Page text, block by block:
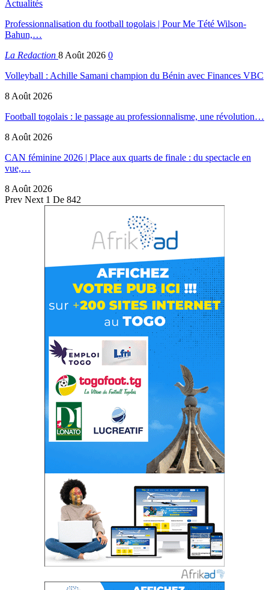
Actualités
Professionnalisation du football togolais | Pour Me Tété Wilson-
Bahun,…
La Redaction 8 Août 2026 0
Volleyball : Achille Samani champion du Bénin avec Finances VBC
8 Août 2026
Football togolais : le passage au professionnalisme, une révolution…
8 Août 2026
CAN féminine 2026 | Place aux quarts de finale : du spectacle en
vue,…
8 Août 2026
Prev Next 1 De 842